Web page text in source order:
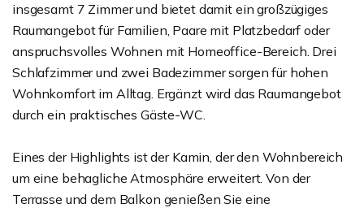
insgesamt 7 Zimmer und bietet damit ein großzügiges
Raumangebot für Familien, Paare mit Platzbedarf oder
anspruchsvolles Wohnen mit Homeoffice-Bereich. Drei
Schlafzimmer und zwei Badezimmer sorgen für hohen
Wohnkomfort im Alltag. Ergänzt wird das Raumangebot
durch ein praktisches Gäste-WC.
Eines der Highlights ist der Kamin, der den Wohnbereich
um eine behagliche Atmosphäre erweitert. Von der
Terrasse und dem Balkon genießen Sie eine